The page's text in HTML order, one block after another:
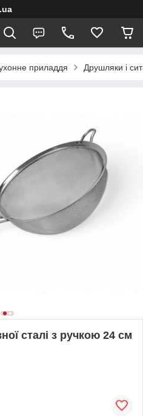
приладдя Друшляки і
сталі з ручкою 24 см